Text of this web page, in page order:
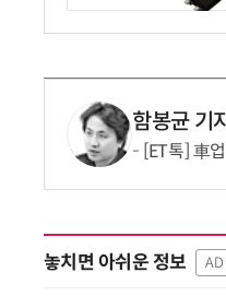
함봉균 기
[ET톡] 車
놓치면 아쉬운 정보 AD